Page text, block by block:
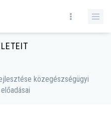
közegészségügyi